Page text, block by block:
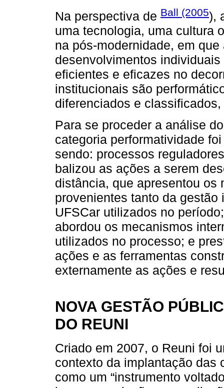
Na perspectiva de Ball (2005),
uma tecnologia, uma cultura
na pós-modernidade, em
desenvolvimentos
eficientes e eficazes no
institucionais são
diferenciados e
Para se proceder a análise
categoria performatividade
sendo: processos
balizou as ações a serem
distância, que apresentou os
provenientes tanto da
UFSCar utilizados no
abordou os mecanismos
utilizados no processo; e
ações e as ferramentas
externamente as ações e
NOVA GESTÃO
DO REUNI
Criado em 2007, o Reuni foi
contexto da implantação das
como um “instrumento